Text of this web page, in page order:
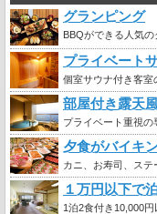
グランピング
BBQができる人気
プライベート
個室サウナ付き客室
部屋付き露天
プライベート重視
夕食がバイキ
カニ、お寿司、ステ
１万円以下で
1泊2食付き10,000